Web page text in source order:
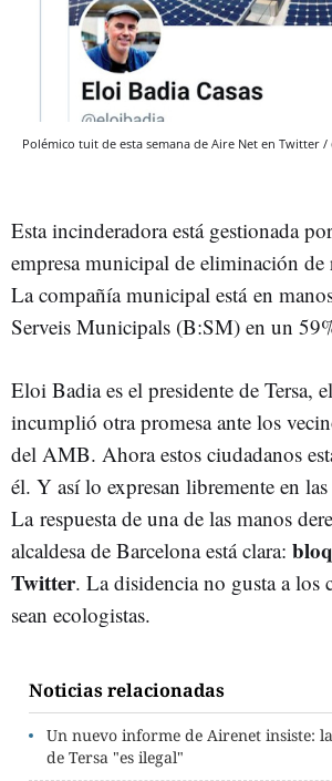
Polémico tuit de esta semana de Aire Net en Twitter /
Esta incinderadora está gestionada
empresa municipal de eliminación de
La compañía municipal está en
Serveis Municipals (B:SM) en un
Eloi Badia es el presidente de Tersa,
incumplió otra promesa ante los
del AMB. Ahora estos ciudadanos
él. Y así lo expresan libremente en las
La respuesta de una de las manos
alcaldesa de Barcelona está clara:
Twitter. La disidencia no gusta a los
sean ecologistas.
Noticias relacionadas
Un nuevo informe de Airenet insiste:
de Tersa "es ilegal"